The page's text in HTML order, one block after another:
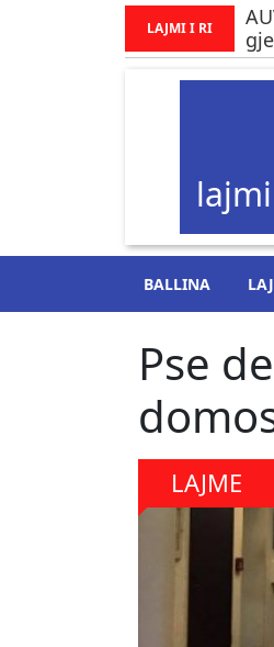
LAJMI I RI
BALLINA
Pse
LAJME